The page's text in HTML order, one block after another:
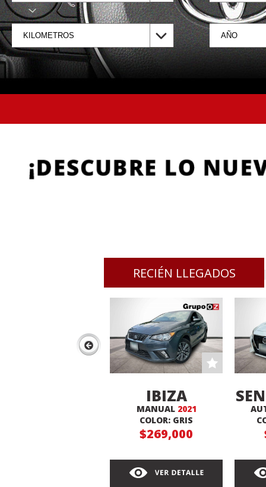
RECIÉN LLEGADOS
IBIZA
XCELLENCE
MANUAL 2021
COLOR: GRIS
$269,000